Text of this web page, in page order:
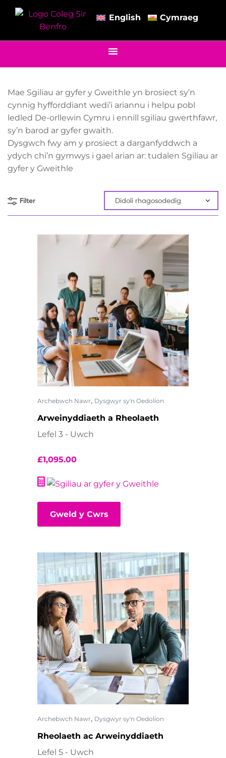
English Cymraeg
Mae Sgiliau ar gyfer y Gweithle yn brosiect sy’n
cynnig hyfforddiant wedi’i ariannu i helpu pobl
ledled De-orllewin Cymru i ennill sgiliau gwerthfawr,
sy’n barod ar gyfer gwaith.
Dysgwch fwy am y prosiect a darganfyddwch a
ydych chi’n gymwys i gael arian ar: tudalen Sgiliau ar
gyfer y Gweithle
Filter
Archebwch Nawr, Dysgwyr sy'n Oedolion
Arweinyddiaeth a Rheolaeth
Lefel 3 - Uwch
£1,095.00
Gweld y Cwrs
Archebwch Nawr, Dysgwyr sy'n Oedolion
Rheolaeth ac Arweinyddiaeth
Lefel 5 - Uwch